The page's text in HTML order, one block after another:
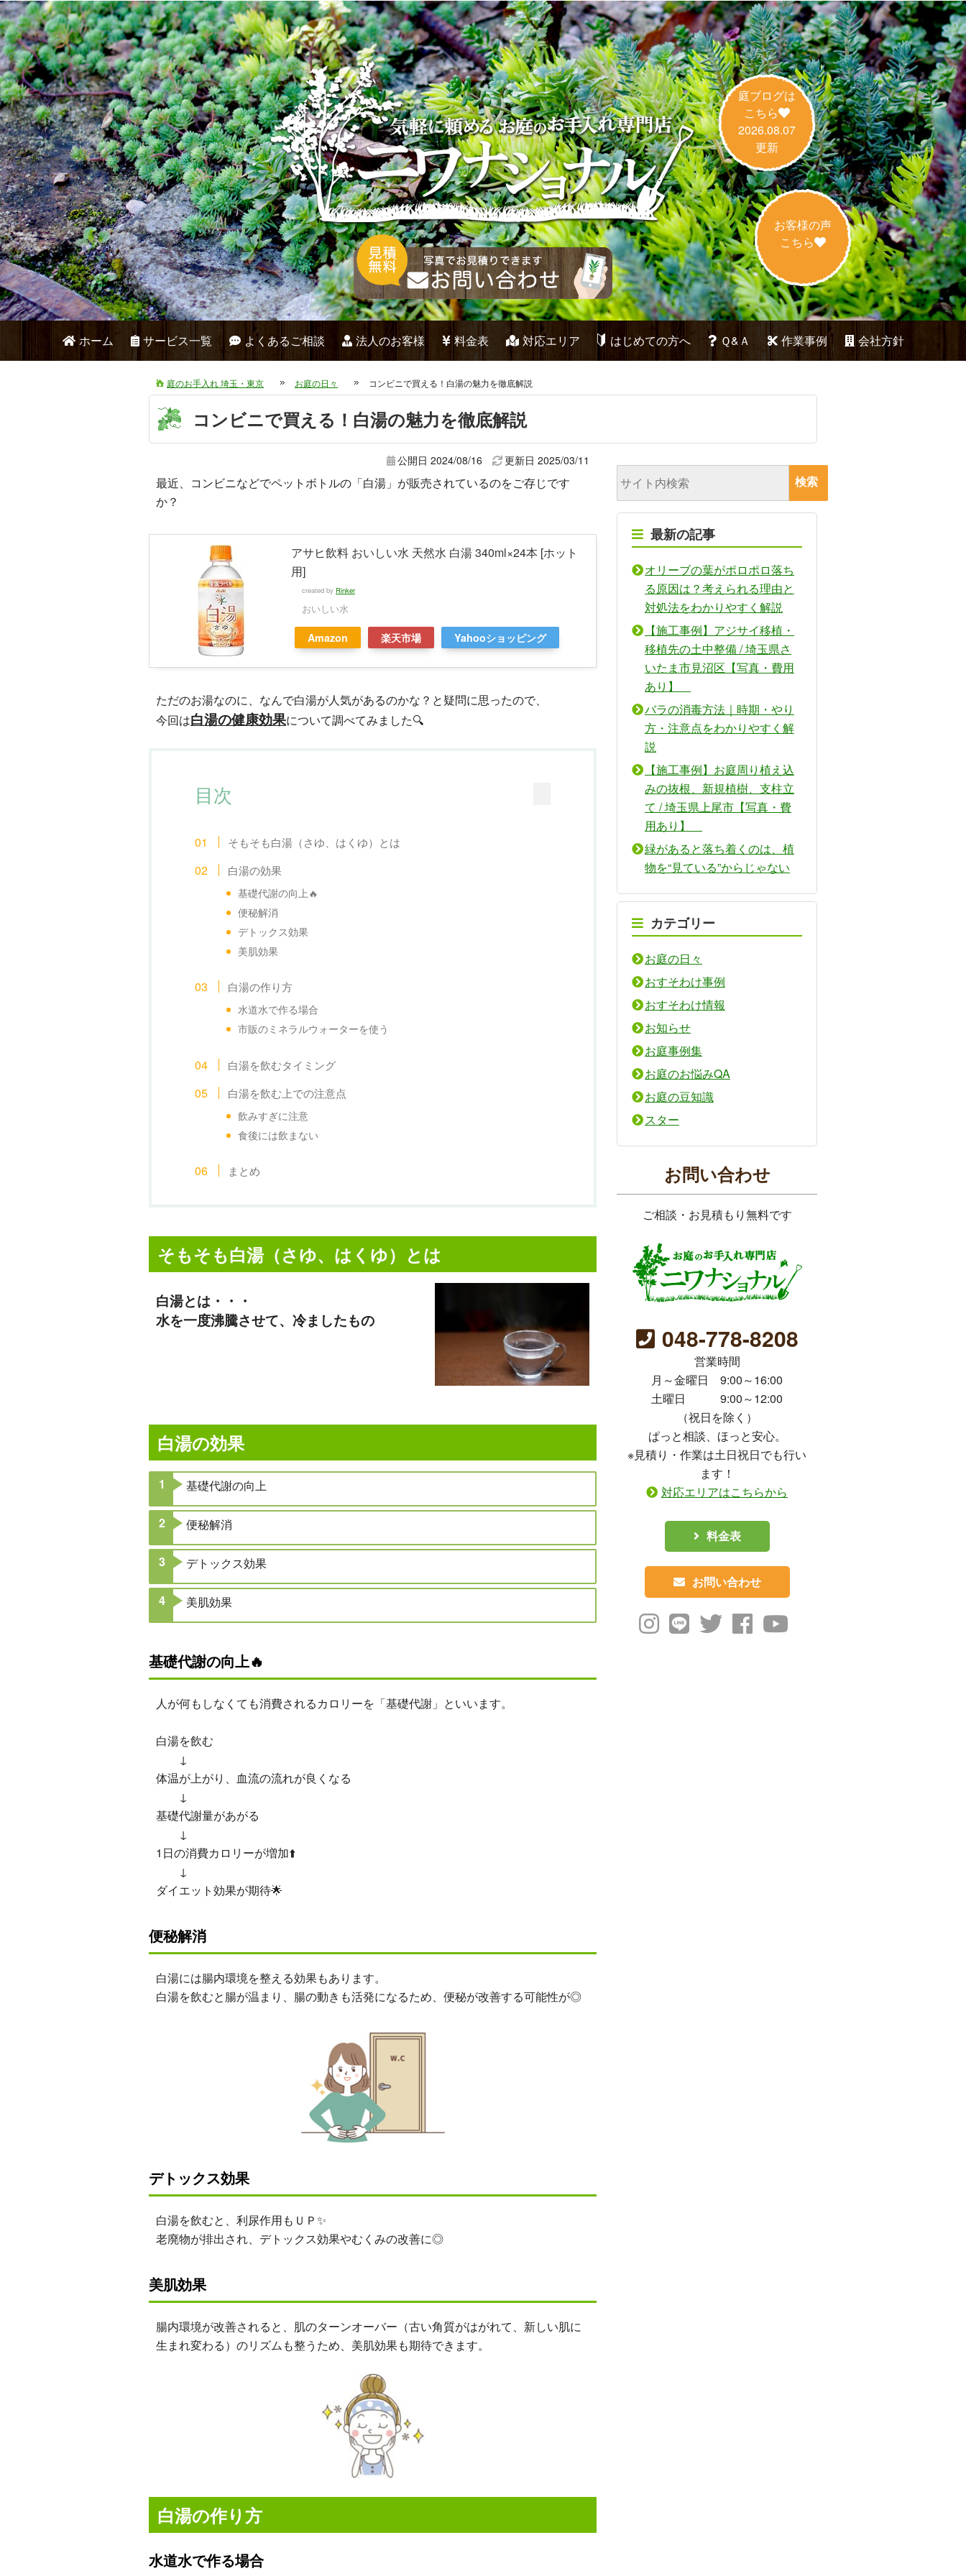
庭ブログは
こちら
2026.08.07
更新
お客様の声
こちら
ホーム サービス一覧 よくあるご相談 法人のお客様 料金表 対応エリア はじめての方へ Ｑ&Ａ 作業事例 会社方針
庭のお手入れ 埼玉・東京 お庭の日々 コンビニで買える！白湯の魅力を徹底解説
コンビニで買える！白湯の魅力を徹底解説
公開日 2024/08/16 更新日2025/03/11
最近、コンビニなどでペットボトルの「白湯」が販売されているのをご存じです
か？
アサヒ飲料 おいしい水 天然水 白湯 340ml×24本 [ホット
用]
created by Rinker
おいしい水
Amazon 楽天市場 Yahooショッピング
ただのお湯なのに、なんで白湯が人気があるのかな？と疑問に思ったので、
今回は白湯の健康効果について調べてみました🔍
目次
そもそも白湯（さゆ、はくゆ）とは
白湯の効果
基礎代謝の向上🔥
便秘解消
デトックス効果
美肌効果
白湯の作り方
水道水で作る場合
市販のミネラルウォーターを使う
白湯を飲むタイミング
白湯を飲む上での注意点
飲みすぎに注意
食後には飲まない
まとめ
そもそも白湯（さゆ、はくゆ）とは
白湯とは・・・
水を一度沸騰させて、冷ましたもの
白湯の効果
基礎代謝の向上
便秘解消
デトックス効果
美肌効果
基礎代謝の向上🔥
人が何もしなくても消費されるカロリーを「基礎代謝」といいます。
白湯を飲む
↓
体温が上がり、血流の流れが良くなる
↓
基礎代謝量があがる
↓
1日の消費カロリーが増加⬆️
↓
ダイエット効果が期待🌟
便秘解消
白湯には腸内環境を整える効果もあります。
白湯を飲むと腸が温まり、腸の動きも活発になるため、便秘が改善する可能性が◎
デトックス効果
白湯を飲むと、利尿作用もＵＰ✨
老廃物が排出され、デトックス効果やむくみの改善に◎
美肌効果
腸内環境が改善されると、肌のターンオーバー（古い角質がはがれて、新しい肌に
生まれ変わる）のリズムも整うため、美肌効果も期待できます。
白湯の作り方
水道水で作る場合
最新の記事
オリーブの葉がポロポロ落ち
る原因は？考えられる理由と
対処法をわかりやすく解説
【施工事例】アジサイ移植・
移植先の土中整備 / 埼玉県さ
いたま市見沼区【写真・費用
あり】
バラの消毒方法｜時期・やり
方・注意点をわかりやすく解
説
【施工事例】お庭周り植え込
みの抜根、新規植樹、支柱立
て / 埼玉県上尾市【写真・費
用あり】
緑があると落ち着くのは、植
物を“見ている”からじゃない
カテゴリー
お庭の日々
おすそわけ事例
おすそわけ情報
お知らせ
お庭事例集
お庭のお悩みQA
お庭の豆知識
スター
お問い合わせ
ご相談・お見積もり無料です
048-778-8208
営業時間
月～金曜日 9:00～16:00
土曜日 9:00～12:00
（祝日を除く）
ぱっと相談、ほっと安心。
※見積り・作業は土日祝日でも行い
ます！
対応エリアはこちらから
料金表
お問い合わせ